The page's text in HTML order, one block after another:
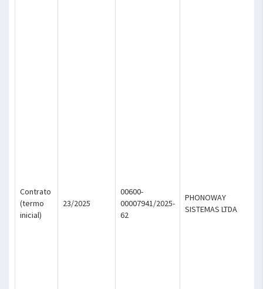
Contrato
(termo
inicial)
23/2025
00600-
00007941/2025-
62
PHONOWAY
SISTEMAS LTDA